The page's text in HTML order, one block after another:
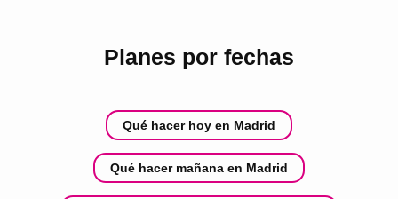
Planes por fechas
Qué hacer hoy en Madrid
Qué hacer mañana en Madrid